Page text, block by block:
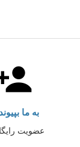
به ما بپیوند
عضویت